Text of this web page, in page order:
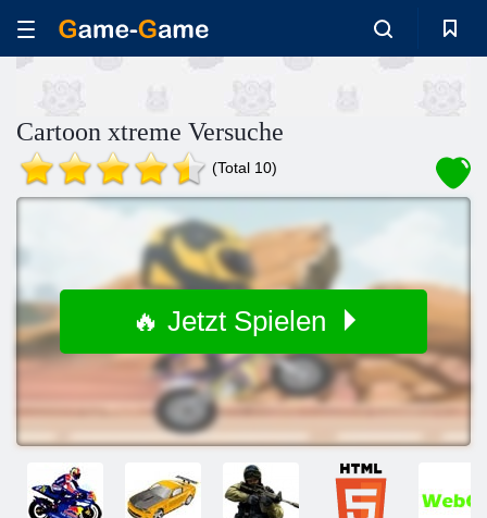
Cartoon xtreme Versuche
(Total 10)
🔥 Jetzt Spielen